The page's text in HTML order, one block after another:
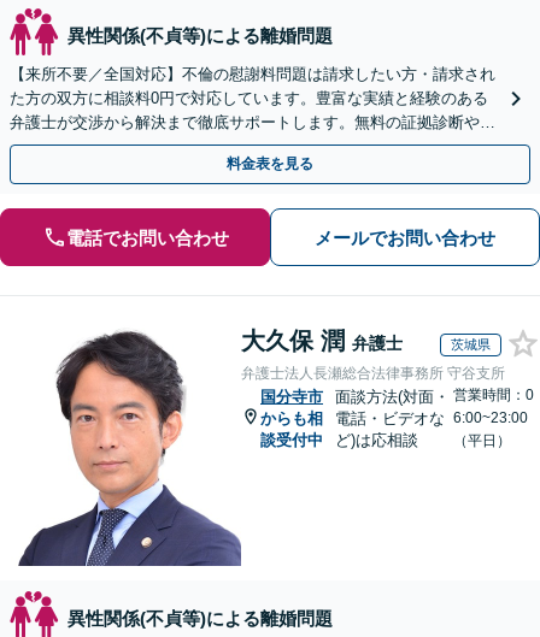
異性関係(不貞等)による離婚問題
【来所不要／全国対応】不倫の慰謝料問題は請求したい方・請求され
た方の双方に相談料0円で対応しています。豊富な実績と経験のある
弁護士が交渉から解決まで徹底サポートします。無料の証拠診断や着
手金の返還保証もありますので安心してご相談ください。
料金表を見る
電話でお問い合わせ メールでお問い合わせ
大久保 潤 弁護士 茨城県
弁護士法人長瀬総合法律事務所 守谷支所
国分寺市
からも相
談受付中
面談方法(対面・
電話・ビデオな
ど)は応相談
営業時間：0
6:00~23:00
（平日）
異性関係(不貞等)による離婚問題